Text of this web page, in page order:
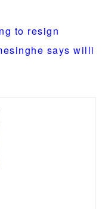
to resign
says willi